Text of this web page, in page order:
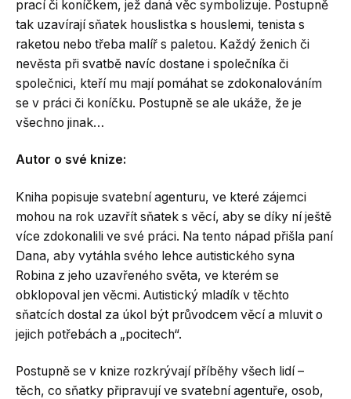
prací či koníčkem, jež daná věc symbolizuje. Postupně
tak uzavírají sňatek houslistka s houslemi, tenista s
raketou nebo třeba malíř s paletou. Každý ženich či
nevěsta při svatbě navíc dostane i společníka či
společnici, kteří mu mají pomáhat se zdokonalováním
se v práci či koníčku. Postupně se ale ukáže, že je
všechno jinak…
Autor o své knize:
Kniha popisuje svatební agenturu, ve které zájemci
mohou na rok uzavřít sňatek s věcí, aby se díky ní ještě
více zdokonalili ve své práci. Na tento nápad přišla paní
Dana, aby vytáhla svého lehce autistického syna
Robina z jeho uzavřeného světa, ve kterém se
obklopoval jen věcmi. Autistický mladík v těchto
sňatcích dostal za úkol být průvodcem věcí a mluvit o
jejich potřebách a „pocitech“.
Postupně se v knize rozkrývají příběhy všech lidí –
těch, co sňatky připravují ve svatební agentuře, osob,